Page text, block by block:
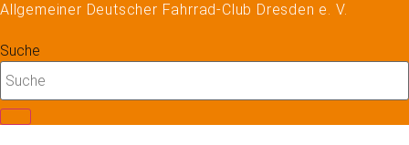
Zum
springen
Allgemeiner Deutscher Fahrrad-Club Dresden e. V.
Suche